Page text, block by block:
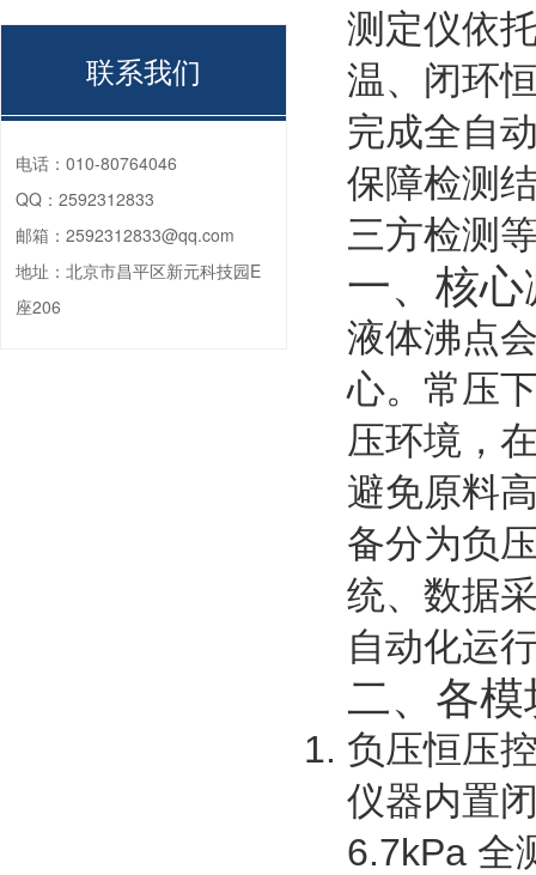
测定仪依
温、闭环
完成全自
保障检测
三方检测
一、核
液体沸点
心。常压
压环境，
避免原料
备分为负
统、数据
自动化运
二、各
负压恒压
仪器内置
6.7kPa 全
联系我们
电话： 010-80764046
QQ： 2592312833
邮箱： 2592312833@qq.com
地址： 北京市昌平区新元科技园E
座206